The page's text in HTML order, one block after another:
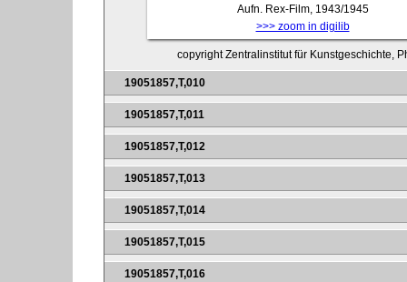
Aufn. Rex-Film, 1943/1945
>>> zoom in digilib
copyright Zentralinstitut für Kunstgeschichte,
19051857,T,010
19051857,T,011
19051857,T,012
19051857,T,013
19051857,T,014
19051857,T,015
19051857,T,016